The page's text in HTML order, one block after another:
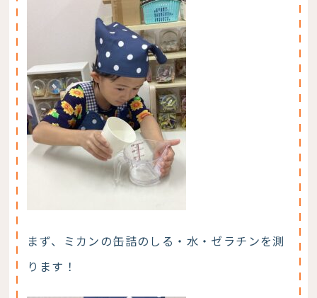
まず、ミカンの缶詰のしる・水・ゼラチンを測
ります！